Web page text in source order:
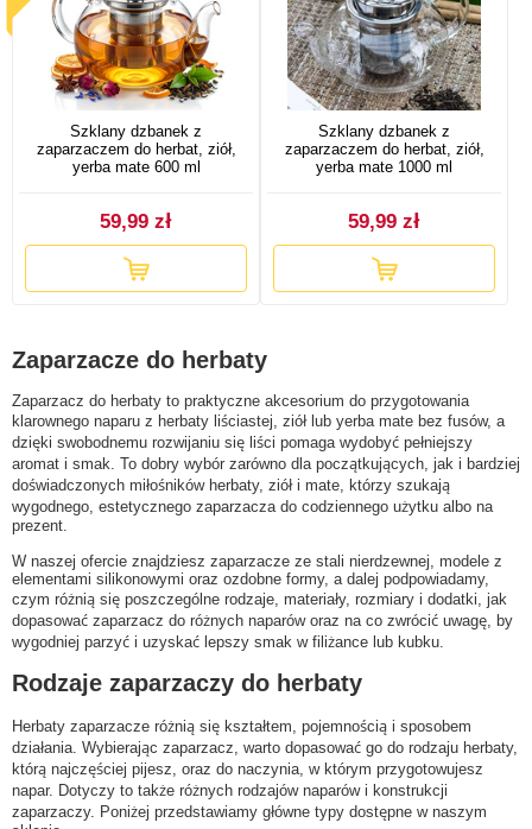
Szklany dzbanek z
zaparzaczem do herbat, ziół,
yerba mate 600 ml
59,99 zł
Szklany dzbanek z
zaparzaczem do herbat, ziół,
yerba mate 1000 ml
59,99 zł
Zaparzacze do herbaty
Zaparzacz do herbaty to praktyczne akcesorium do przygotowania
klarownego naparu z herbaty liściastej, ziół lub yerba mate bez fusów, a
dzięki swobodnemu rozwijaniu się liści pomaga wydobyć pełniejszy
aromat i smak. To dobry wybór zarówno dla początkujących, jak i bardziej
doświadczonych miłośników herbaty, ziół i mate, którzy szukają
wygodnego, estetycznego zaparzacza do codziennego użytku albo na
prezent.
W naszej ofercie znajdziesz zaparzacze ze stali nierdzewnej, modele z
elementami silikonowymi oraz ozdobne formy, a dalej podpowiadamy,
czym różnią się poszczególne rodzaje, materiały, rozmiary i dodatki, jak
dopasować zaparzacz do różnych naparów oraz na co zwrócić uwagę, by
wygodniej parzyć i uzyskać lepszy smak w filiżance lub kubku.
Rodzaje zaparzaczy do herbaty
Herbaty zaparzacze różnią się kształtem, pojemnością i sposobem
działania. Wybierając zaparzacz, warto dopasować go do rodzaju herbaty,
którą najczęściej pijesz, oraz do naczynia, w którym przygotowujesz
napar. Dotyczy to także różnych rodzajów naparów i konstrukcji
zaparzaczy. Poniżej przedstawiamy główne typy dostępne w naszym